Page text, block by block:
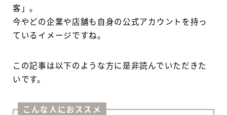
客」。
今やどの企業や店舗も自身の公式アカウントを持っ
ているイメージですね。
この記事は以下のような方に是非読んでいただきた
いです。
こんな人におススメ